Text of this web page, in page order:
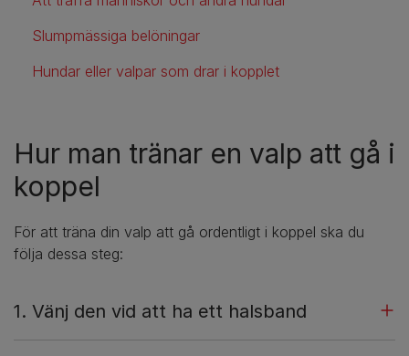
Slumpmässiga belöningar
Hundar eller valpar som drar i kopplet
Hur man tränar en valp att gå i
koppel
För att träna din valp att gå ordentligt i koppel ska du
följa dessa steg:
1. Vänj den vid att ha ett halsband